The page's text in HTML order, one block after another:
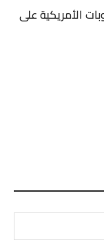
الأمريكية على